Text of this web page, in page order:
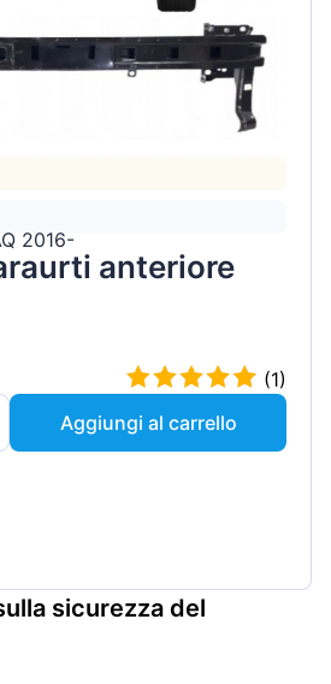
2016-
anteriore
(1)
Aggiungi al carrello
sicurezza del